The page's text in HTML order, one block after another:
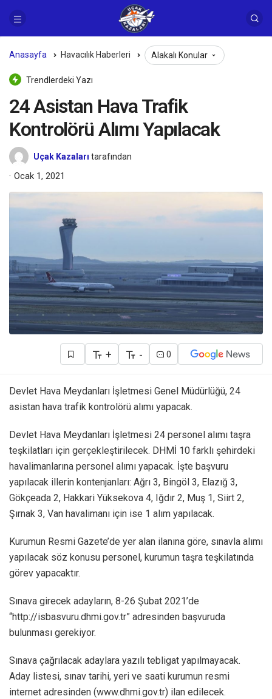
Anasayfa Havacılık Haberleri Alakalı Konular
Trendlerdeki Yazı
24 Asistan Hava Trafik
Kontrolörü Alımı Yapılacak
Uçak Kazaları tarafından
Ocak 1, 2021
+ - 0
Devlet Hava Meydanları İşletmesi Genel Müdürlüğü, 24
asistan hava trafik kontrolörü alımı yapacak.
Devlet Hava Meydanları İşletmesi 24 personel alımı taşra
teşkilatları için gerçekleştirilecek. DHMİ 10 farklı şehirdeki
havalimanlarına personel alımı yapacak. İşte başvuru
yapılacak illerin kontenjanları: Ağrı 3, Bingöl 3, Elazığ 3,
Gökçeada 2, Hakkari Yüksekova 4, Iğdır 2, Muş 1, Siirt 2,
Şırnak 3, Van havalimanı için ise 1 alım yapılacak.
Kurumun Resmi Gazete’de yer alan ilanına göre, sınavla alımı
yapılacak söz konusu personel, kurumun taşra teşkilatında
görev yapacaktır.
Sınava girecek adayların, 8-26 Şubat 2021’de
“http://isbasvuru.dhmi.gov.tr” adresinden başvuruda
bulunması gerekiyor.
Sınava çağrılacak adaylara yazılı tebligat yapılmayacak.
Aday listesi, sınav tarihi, yeri ve saati kurumun resmi
internet adresinden (www.dhmi.gov.tr) ilan edilecek.